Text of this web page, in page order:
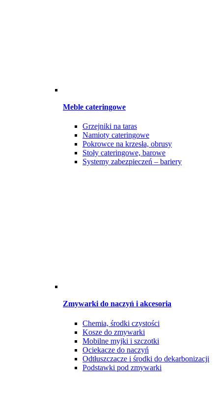
Meble cateringowe
Grzejniki na taras
Namioty cateringowe
Pokrowce na krzesła, obrusy
Stoły cateringowe, barowe
Systemy zabezpieczeń – bariery
Zmywarki do naczyń i akcesoria
Chemia, środki czystości
Kosze do zmywarki
Mobilne myjki i szczotki
Ociekacze do naczyń
Odtłuszczacze i środki do dekarbonizacji
Podstawki pod zmywarki